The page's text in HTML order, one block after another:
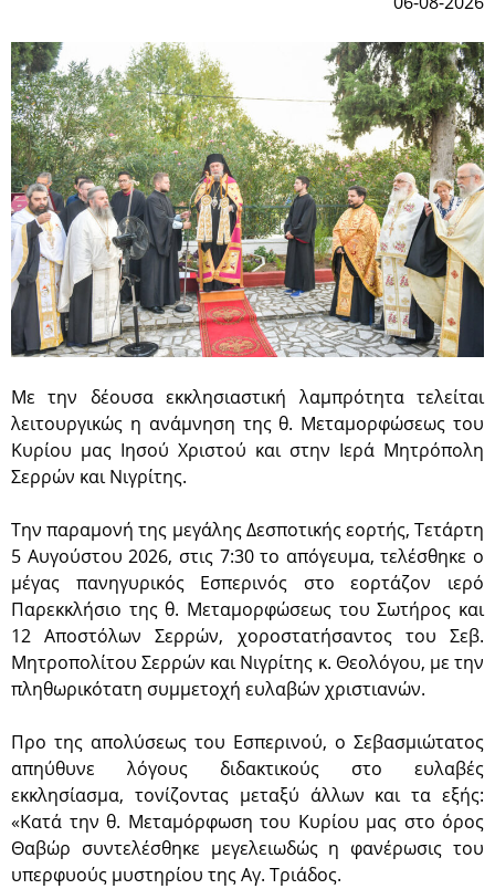
Με την δέουσα εκκλησιαστική λαμπρότητα τελείται
λειτουργικώς η ανάμνηση της θ. Μεταμορφώσεως του
Κυρίου μας Ιησού Χριστού και στην Ιερά Μητρόπολη
Σερρών και Νιγρίτης.
Την παραμονή της μεγάλης Δεσποτικής εορτής, Τετάρτη
5 Αυγούστου 2026, στις 7:30 το απόγευμα, τελέσθηκε ο
μέγας πανηγυρικός Εσπερινός στο εορτάζον ιερό
Παρεκκλήσιο της θ. Μεταμορφώσεως του Σωτήρος και
12 Αποστόλων Σερρών, χοροστατήσαντος του Σεβ.
Μητροπολίτου Σερρών και Νιγρίτης κ. Θεολόγου, με την
πληθωρικότατη συμμετοχή ευλαβών χριστιανών.
Προ της απολύσεως του Εσπερινού, ο Σεβασμιώτατος
απηύθυνε λόγους διδακτικούς στο ευλαβές
εκκλησίασμα, τονίζοντας μεταξύ άλλων και τα εξής:
«Κατά την θ. Μεταμόρφωση του Κυρίου μας στο όρος
Θαβώρ συντελέσθηκε μεγελειωδώς η φανέρωσις του
υπερφυούς μυστηρίου της Αγ. Τριάδος.